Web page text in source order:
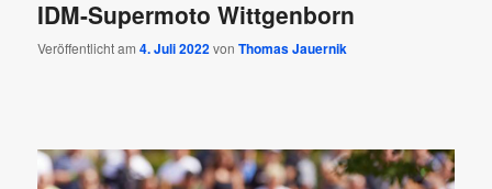
IDM-Supermoto Wittgenborn
Veröffentlicht am4. Juli 2022vonThomas Jauernik